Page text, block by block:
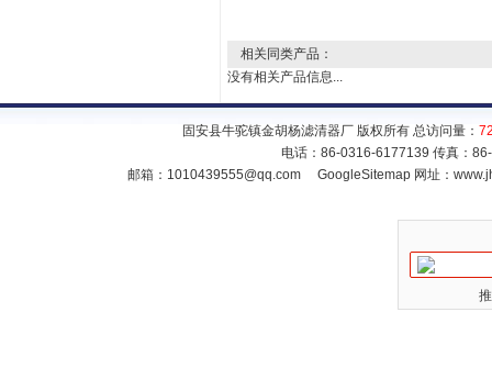
相关同类产品：
没有相关产品信息...
固安县牛驼镇金胡杨滤清器厂 版权所有 总访问量：
电话：86-0316-6177139 传真：
邮箱： 1010439555@qq.com GoogleSitemap网址：